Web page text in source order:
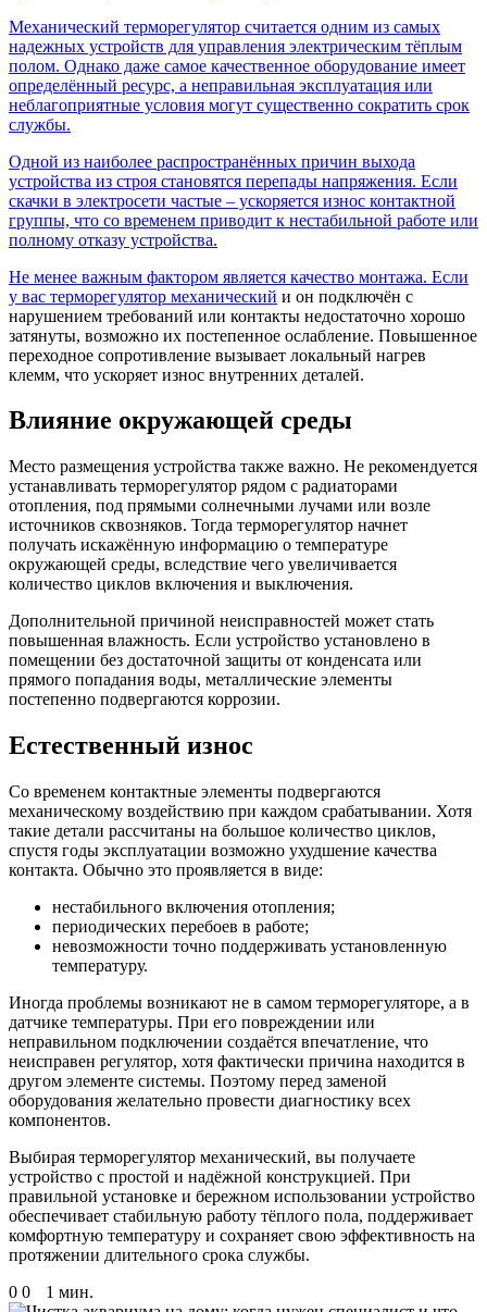
Механический терморегулятор считается одним из самых
надежных устройств для управления электрическим тёплым
полом. Однако даже самое качественное оборудование имеет
определённый ресурс, а неправильная эксплуатация или
неблагоприятные условия могут существенно сократить срок
службы.
Одной из наиболее распространённых причин выхода
устройства из строя становятся перепады напряжения. Если
скачки в электросети частые – ускоряется износ контактной
группы, что со временем приводит к нестабильной работе или
полному отказу устройства.
Не менее важным фактором является качество монтажа. Если
у вас терморегулятор механический и он подключён с
нарушением требований или контакты недостаточно хорошо
затянуты, возможно их постепенное ослабление. Повышенное
переходное сопротивление вызывает локальный нагрев
клемм, что ускоряет износ внутренних деталей.
Влияние окружающей среды
Место размещения устройства также важно. Не рекомендуется
устанавливать терморегулятор рядом с радиаторами
отопления, под прямыми солнечными лучами или возле
источников сквозняков. Тогда терморегулятор начнет
получать искажённую информацию о температуре
окружающей среды, вследствие чего увеличивается
количество циклов включения и выключения.
Дополнительной причиной неисправностей может стать
повышенная влажность. Если устройство установлено в
помещении без достаточной защиты от конденсата или
прямого попадания воды, металлические элементы
постепенно подвергаются коррозии.
Естественный износ
Со временем контактные элементы подвергаются
механическому воздействию при каждом срабатывании. Хотя
такие детали рассчитаны на большое количество циклов,
спустя годы эксплуатации возможно ухудшение качества
контакта. Обычно это проявляется в виде:
нестабильного включения отопления;
периодических перебоев в работе;
невозможности точно поддерживать установленную
температуру.
Иногда проблемы возникают не в самом терморегуляторе, а в
датчике температуры. При его повреждении или
неправильном подключении создаётся впечатление, что
неисправен регулятор, хотя фактически причина находится в
другом элементе системы. Поэтому перед заменой
оборудования желательно провести диагностику всех
компонентов.
Выбирая терморегулятор механический, вы получаете
устройство с простой и надёжной конструкцией. При
правильной установке и бережном использовании устройство
обеспечивает стабильную работу тёплого пола, поддерживает
комфортную температуру и сохраняет свою эффективность на
протяжении длительного срока службы.
0 0 1 мин.